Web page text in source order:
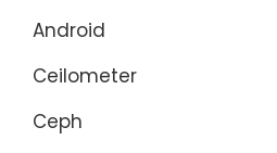
Android
Ceilometer
Ceph